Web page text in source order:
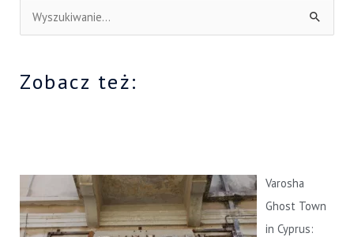
k
l
a
:
Zobacz też:
Varosha
Ghost Town
in Cyprus: